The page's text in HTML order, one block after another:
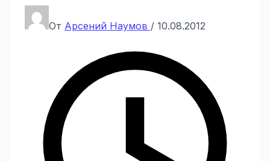
От Арсений Наумов / 10.08.2012